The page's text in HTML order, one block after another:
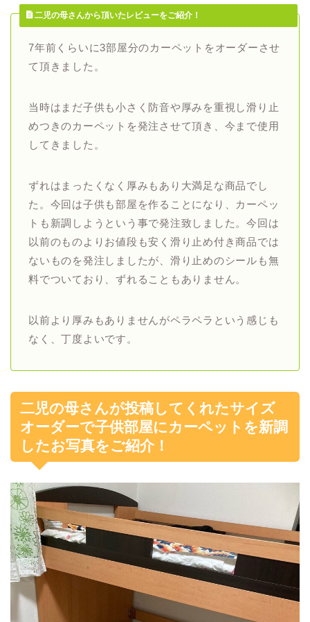
二児の母さんから頂いたレビューをご紹介！
7年前くらいに3部屋分のカーペットをオーダーさせ
て頂きました。
当時はまだ子供も小さく防音や厚みを重視し滑り止
めつきのカーペットを発注させて頂き、今まで使用
してきました。
ずれはまったくなく厚みもあり大満足な商品でし
た。今回は子供も部屋を作ることになり、カーペッ
トも新調しようという事で発注致しました。今回は
以前のものよりお値段も安く滑り止め付き商品では
ないものを発注しましたが、滑り止めのシールも無
料でついており、ずれることもありません。
以前より厚みもありませんがペラペラという感じも
なく、丁度よいです。
二児の母さんが投稿してくれたサイズ
オーダーで子供部屋にカーペットを新調
したお写真をご紹介！